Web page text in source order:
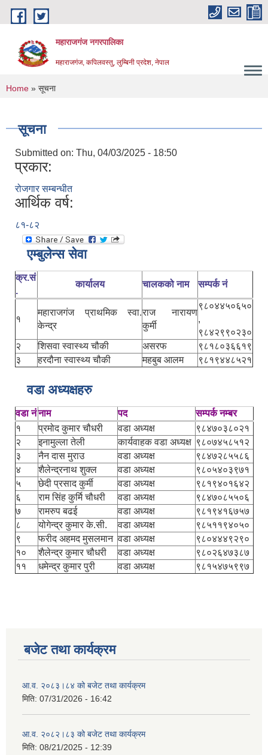
Skip to main content
महाराजगंज नगरपालिका
महाराजगंज, कपिलवस्तु, लुम्बिनी प्रदेश, नेपाल
You are here
Home » सूचना
सूचना
Submitted on: Thu, 04/03/2025 - 18:50
प्रकार:
रोजगार सम्बन्धीत
आर्थिक वर्ष:
८१-८२
एम्बुलेन्स सेवा
क्र.सं
.
कार्यालय चालकको नाम सम्पर्क नं
१
महाराजगंज प्राथमिक स्वा.
केन्द्र
राज नारायण
कुर्मी
९८०४४५०६५०
,
९८४२९९०२३०
२
शिसवा स्वास्थ्य चौकी असरफ
९८१८०३६६१९
३
हरदौना स्वास्थ्य चौकी महबुब आलम ९८१९४४८५२१
वडा अध्यक्षहरु
वडा नंनाम पद
सम्पर्क नम्बर
१
प्रमोद कुमार चौधरी वडा अध्यक्ष
९८४७०३८०२१
२
इनामुल्ला तेली कार्यवाहक वडा अध्यक्ष ९८०७४५८५१२
३
नैन दास मुराउ वडा अध्यक्ष
९८४७२८५५८६
४
शैलेन्द्रनाथ शुक्ल वडा अध्यक्ष
९८०५४०३९७१
५
छेदी प्रसाद कुर्मी वडा अध्यक्ष
९८१९४०१६४२
६
राम सिंह कुर्मि चौधरी वडा अध्यक्ष
९८४७०८५५०६
७
रामरुप बढई वडा अध्यक्ष
९८१९४१६७५७
८
योगेन्द्र कुमार के.सी. वडा अध्यक्ष
९८५११९४०५०
९
फरीद अहमद मुसलमान वडा अध्यक्ष
९८०४४४९२९०
१०
शैलेन्द्र कुमार चौधरी वडा अध्यक्ष
९८०२६४७३८७
११
धमेन्द्र कुमार पुरी वडा अध्यक्ष ९८१५४७५९९७
बजेट तथा कार्यक्रम
आ.व. २०८३।८४ को बजेट तथा कार्यक्रम
मिति: 07/31/2026 - 16:42
आ.व. २०८२।८३ को बजेट तथा कार्यक्रम
मिति: 08/21/2025 - 12:39